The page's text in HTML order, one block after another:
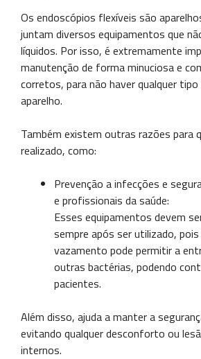
Os endoscópios flexíveis são
juntam diversos equipamentos que
líquidos. Por isso, é extremamente
manutenção de forma minuciosa e
corretos, para não haver qualquer tipo
aparelho.
Também existem outras razões para
realizado, como:
Prevenção a infecções e
e profissionais da saúde:
Esses equipamentos devem
sempre após ser utilizado,
vazamento pode permitir a
outras bactérias, podendo
pacientes.
Além disso, ajuda a manter a
evitando qualquer desconforto ou
internos.